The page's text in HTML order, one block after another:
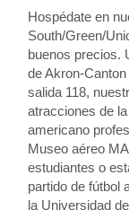
Hospédate en
South/Green/
buenos precios.
de Akron-
salida 118,
atracciones de
americano
Museo aéreo
estudiantes o
partido de fútbol
la Universidad